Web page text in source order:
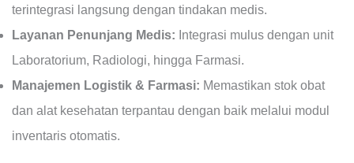
terintegrasi langsung dengan tindakan medis.
Layanan Penunjang Medis: Integrasi mulus dengan unit
Laboratorium, Radiologi, hingga Farmasi.
Manajemen Logistik & Farmasi: Memastikan stok obat
dan alat kesehatan terpantau dengan baik melalui modul
inventaris otomatis.